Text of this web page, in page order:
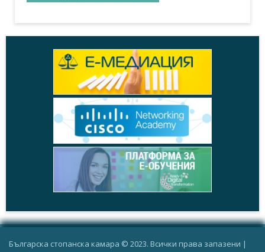
Българска стопанска камара © 2023. Всички права запазени |